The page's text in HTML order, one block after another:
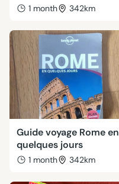
1 month 342km
Guide voyage Rome en
quelques jours
1 month 342km